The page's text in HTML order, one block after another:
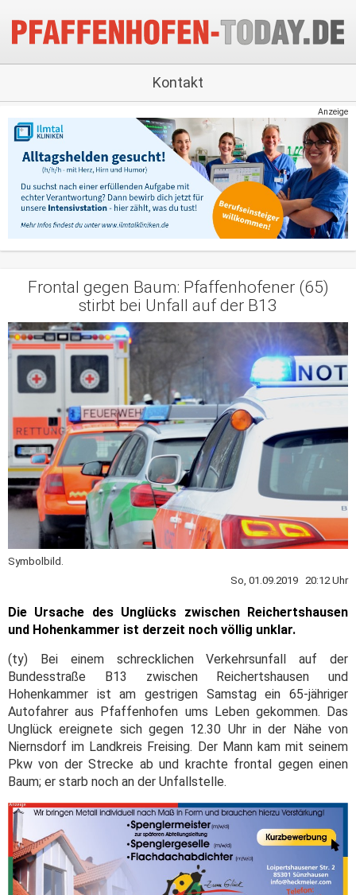
Kontakt
Anzeige
Frontal gegen Baum: Pfaffenhofener (65)
stirbt bei Unfall auf der B13
Symbolbild.
So, 01.09.2019 20:12 Uhr
Die Ursache des Unglücks zwischen Reichertshausen
und Hohenkammer ist derzeit noch völlig unklar.
(ty) Bei einem schrecklichen Verkehrsunfall auf der
Bundesstraße B13 zwischen Reichertshausen und
Hohenkammer ist am gestrigen Samstag ein 65-jähriger
Autofahrer aus Pfaffenhofen ums Leben gekommen. Das
Unglück ereignete sich gegen 12.30 Uhr in der Nähe von
Niernsdorf im Landkreis Freising. Der Mann kam mit seinem
Pkw von der Strecke ab und krachte frontal gegen einen
Baum; er starb noch an der Unfallstelle.